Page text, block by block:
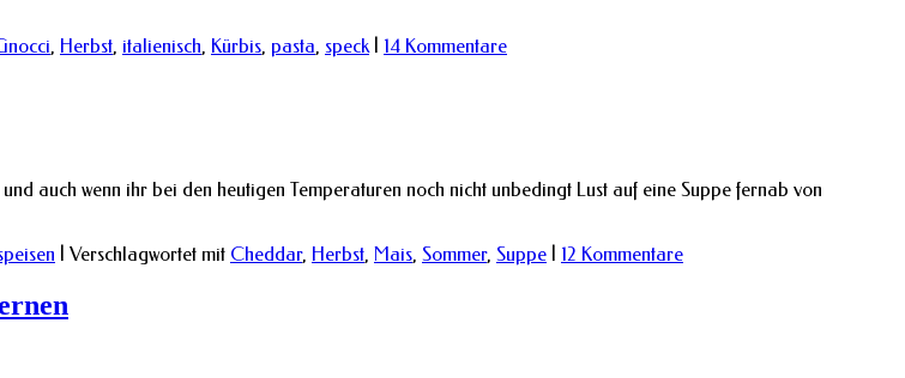
, Herbst, italienisch, Kürbis, pasta, speck 14 Kommentare
auch wenn ihr bei den heutigen Temperaturen noch nicht unbedingt Lust auf eine Suppe fernab von
Verschlagwortet mit Cheddar, Herbst, Mais, Sommer, Suppe 12 Kommentare